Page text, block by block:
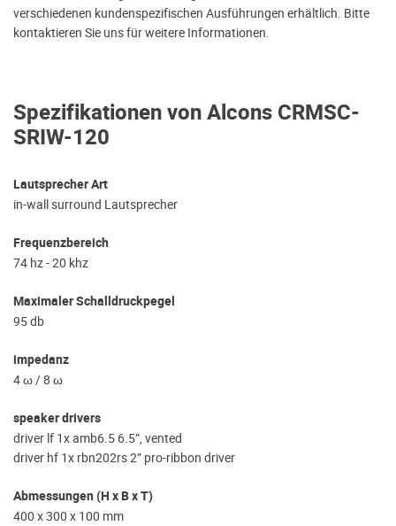
Spezifikationen von Alcons CRMSC-
SRIW-120
Lautsprecher Art
in-wall surround Lautsprecher
Frequenzbereich
74 hz - 20 khz
Maximaler Schalldruckpegel
95 db
impedanz
4 ω / 8 ω
speaker drivers
driver lf 1x amb6.5 6.5”, vented
driver hf 1x rbn202rs 2” pro-ribbon driver
Abmessungen (H x B x T)
400 x 300 x 100 mm
verschiedenen kundenspezifischen Ausführungen erhältlich. Bitte
kontaktieren Sie uns für weitere Informationen.